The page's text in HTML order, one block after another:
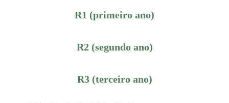
R1 (primeiro ano)
R2 (segundo ano)
R3 (terceiro ano)